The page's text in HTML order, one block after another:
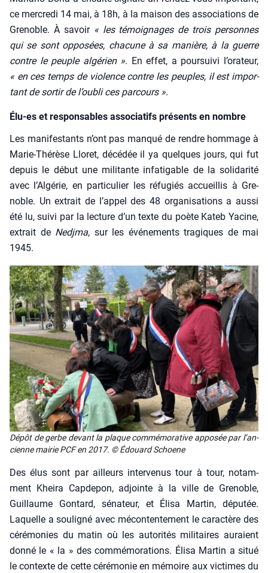
ce mer­cre­di 14 mai, à 18h, à la mai­son des asso­cia­tions de
Gre­noble. À savoir « les témoi­gnages de trois per­sonnes
qui se sont oppo­sées, cha­cune à sa manière, à la guerre
contre le peuple algé­rien ». En effet, a pour­sui­vi l’o­ra­teur,
« en ces temps de vio­lence contre les peuples, il est impor­
tant de sor­tir de l’oubli ces par­cours ».
Élu-es et responsables associatifs présents en nombre
Les mani­fes­tants n’ont pas man­qué de rendre hom­mage à
Marie-Thé­rèse Llo­ret, décé­dée il ya quelques jours, qui fut
depuis le début une mili­tante infa­ti­gable de la soli­da­ri­té
avec l’Algérie, en par­ti­cu­lier les réfu­giés accueillis à Gre­
noble. Un extrait de l’appel des 48 orga­ni­sa­tions a aus­si
été lu, sui­vi par la lec­ture d’un texte du poète Kateb Yacine,
extrait de Ned­j­ma, sur les évé­ne­ments tra­giques de mai
1945.
Dépôt de gerbe devant la plaque com­mé­mo­ra­tive appo­sée par l’an­
cienne mai­rie PCF en 2017. © Édouard Schoene
Des élus sont par ailleurs inter­ve­nus tour à tour, notam­
ment Khei­ra Cap­de­pon, adjointe à la ville de Gre­noble,
Guillaume Gon­tard, séna­teur, et Éli­sa Mar­tin, dépu­tée.
Laquelle a sou­li­gné avec mécon­ten­te­ment le carac­tère des
céré­mo­nies du matin où les auto­ri­tés mili­taires auraient
don­né le « la » des com­mé­mo­ra­tions. Éli­sa Mar­tin a situé
le contexte de cette céré­mo­nie en mémoire aux vic­times du